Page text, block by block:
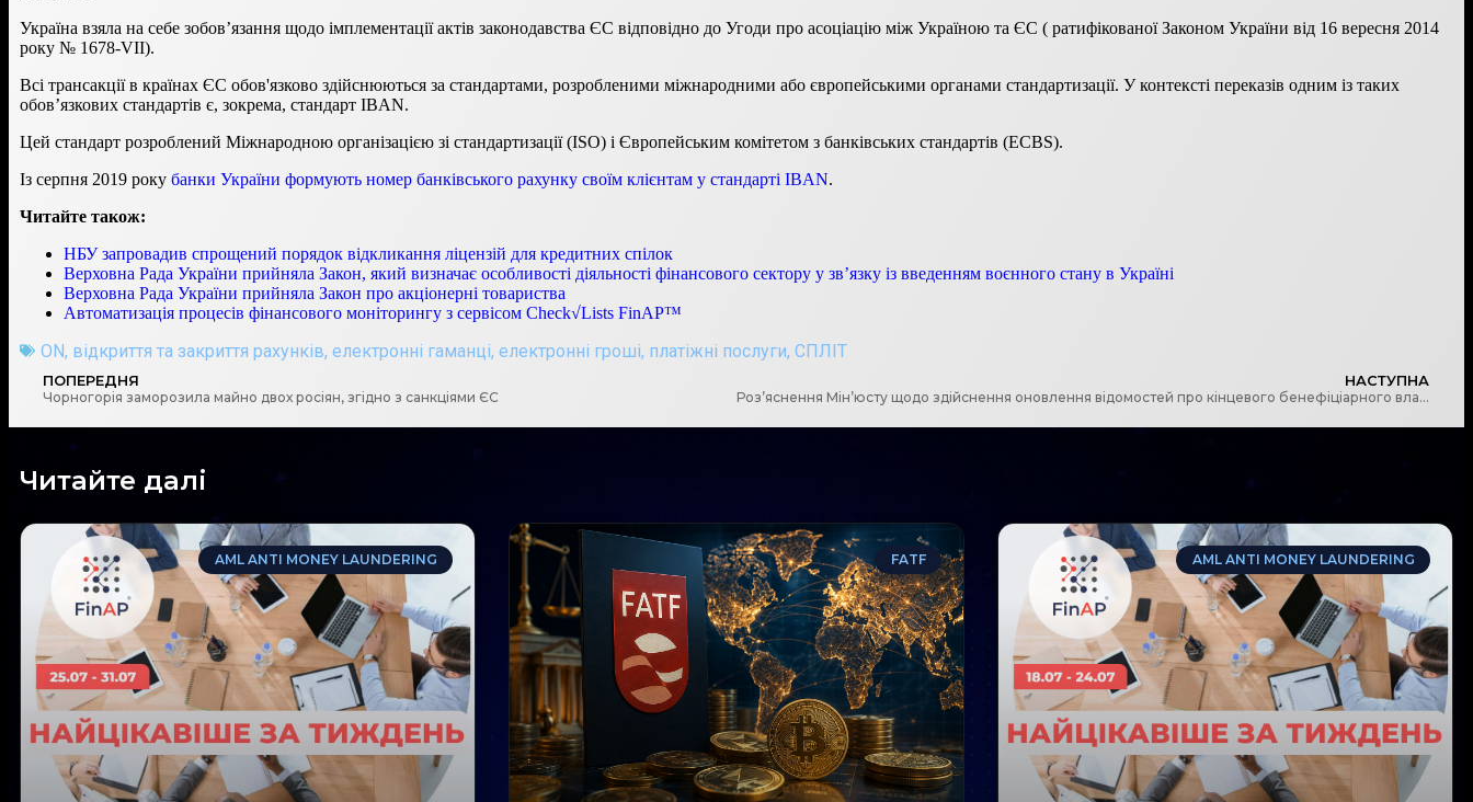
Україна взяла на себе зобов’язання щодо імплементації актів законодавства ЄС відповідно до Угоди про асоціацію між Україною та ЄС ( ратифікованої Законом України від 16 вересня 2014
року № 1678-VII).
Всі трансакції в країнах ЄС обов'язково здійснюються за стандартами, розробленими міжнародними або європейськими органами стандартизації. У контексті переказів одним із таких
обов’язкових стандартів є, зокрема, стандарт IBAN.
Цей стандарт розроблений Міжнародною організацією зі стандартизації (ISO) і Європейським комітетом з банківських стандартів (ECBS).
Із серпня 2019 року банки України формують номер банківського рахунку своїм клієнтам у стандарті IBAN.
Читайте також:
НБУ запровадив спрощений порядок відкликання ліцензій для кредитних спілок
Верховна Рада України прийняла Закон, який визначає особливості діяльності фінансового сектору у зв’язку із введенням воєнного стану в Україні
Верховна Рада України прийняла Закон про акціонерні товариства
Автоматизація процесів фінансового моніторингу з сервісом Check√Lists FinAP™
ON, відкриття та закриття рахунків, електронні гаманці, електронні гроші, платіжні послуги, СПЛІТ
ПОПЕРЕДНЯ
Чорногорія заморозила майно двох росіян, згідно з санкціями ЄС
НАСТУПНА
Роз’яснення Мін’юсту щодо здійснення оновлення відомостей про кінцевого бенефіціарного власника
Читайте далі
AML ANTI MONEY LAUNDERING FATF AML ANTI MONEY LAUNDERING